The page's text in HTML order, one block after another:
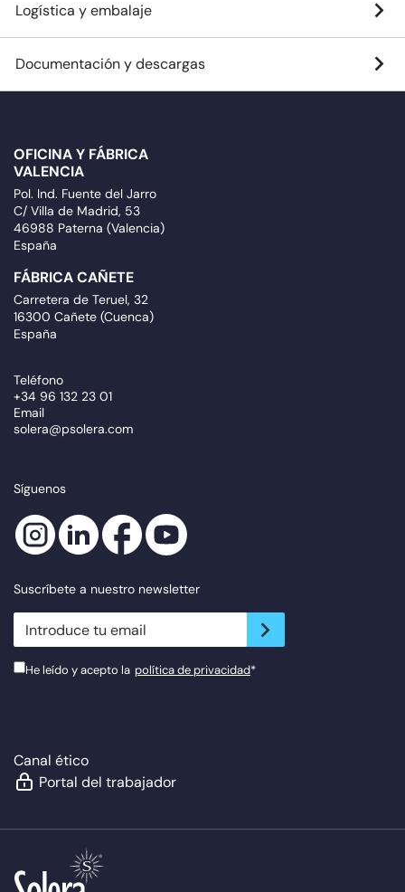
Logística y embalaje
Documentación y descargas
OFICINA Y FÁBRICA
VALENCIA
Pol. Ind. Fuente del Jarro
C/ Villa de Madrid, 53
46988 Paterna (Valencia)
España
FÁBRICA CAÑETE
Carretera de Teruel, 32
16300 Cañete (Cuenca)
España
Teléfono
+34 96 132 23 01
Email
solera@psolera.com
Síguenos
Suscríbete a nuestro newsletter
newsletter.suscribe
He leído y acepto la política de privacidad*
Canal ético
Portal del trabajador